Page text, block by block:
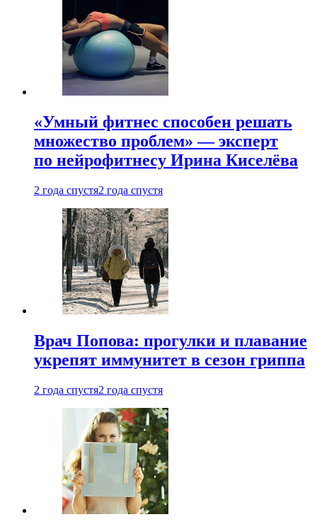
«Умный фитнес способен решать
множество проблем» — эксперт
по нейрофитнесу Ирина Киселёва
2 года спустя2 года спустя
Врач Попова: прогулки и плавание
укрепят иммунитет в сезон гриппа
2 года спустя2 года спустя